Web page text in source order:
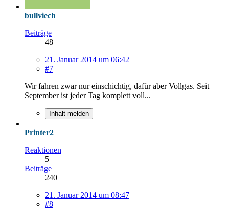
bullviech
Beiträge
48
21. Januar 2014 um 06:42
#7
Wir fahren zwar nur einschichtig, dafür aber Vollgas. Seit
September ist jeder Tag komplett voll...
Inhalt melden
Printer2
Reaktionen
5
Beiträge
240
21. Januar 2014 um 08:47
#8